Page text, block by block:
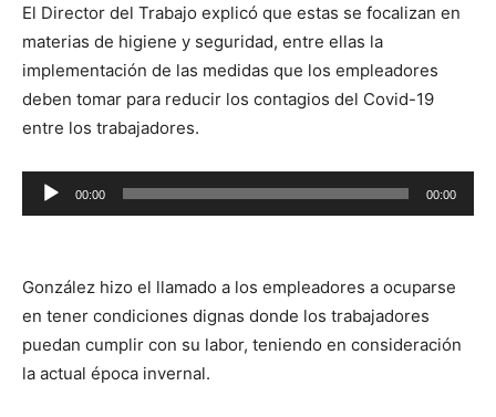
El Director del Trabajo explicó que estas se focalizan en
materias de higiene y seguridad, entre ellas la
implementación de las medidas que los empleadores
deben tomar para reducir los contagios del Covid-19
entre los trabajadores.
Reproductor
de
00:00 00:00
González hizo el llamado a los empleadores a ocuparse
en tener condiciones dignas donde los trabajadores
puedan cumplir con su labor, teniendo en consideración
la actual época invernal.